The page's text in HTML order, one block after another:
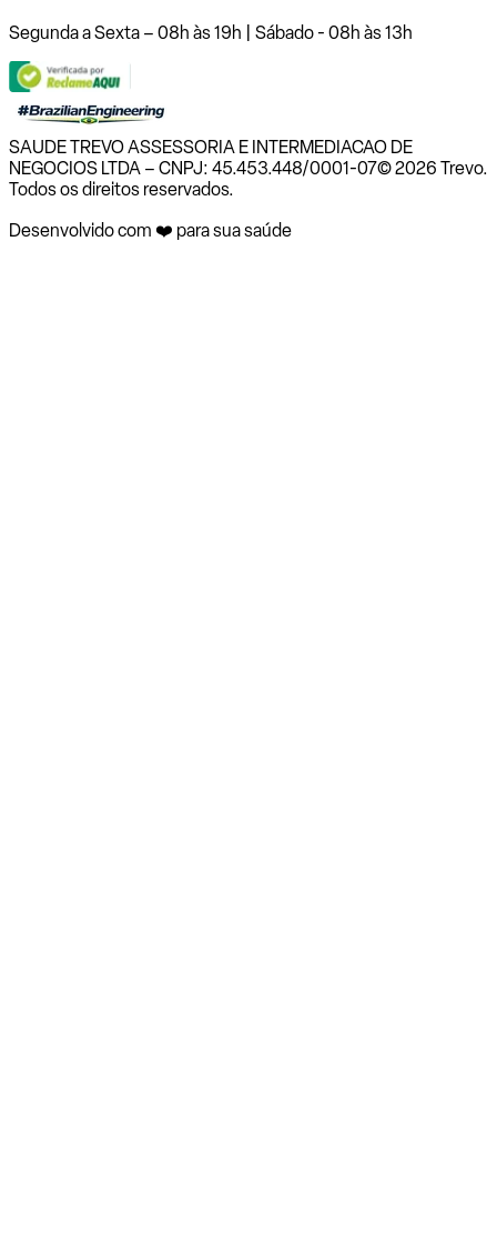
Segunda a Sexta – 08h às 19h | Sábado - 08h às 13h
SAUDE TREVO ASSESSORIA E INTERMEDIACAO DE
NEGOCIOS LTDA – CNPJ: 45.453.448/0001-07© 2026 Trevo.
Todos os direitos reservados.
Desenvolvido com ❤️ para sua saúde